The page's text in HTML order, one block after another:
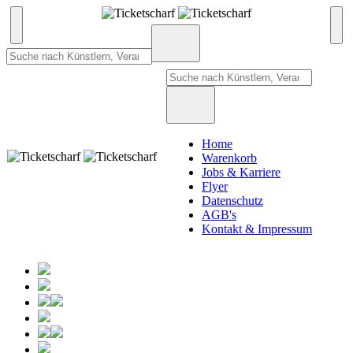
Home
Warenkorb
Jobs & Karriere
Flyer
Datenschutz
AGB's
Kontakt & Impressum